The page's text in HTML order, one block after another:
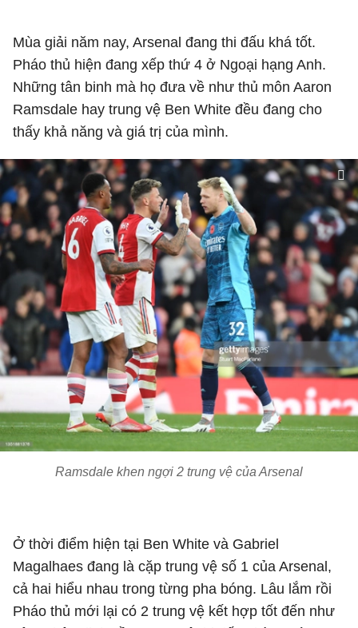
Mùa giải năm nay, Arsenal đang thi đấu khá tốt.
Pháo thủ hiện đang xếp thứ 4 ở Ngoại hạng Anh.
Những tân binh mà họ đưa về như thủ môn Aaron
Ramsdale hay trung vệ Ben White đều đang cho
thấy khả năng và giá trị của mình.
Ramsdale khen ngợi 2 trung vệ của Arsenal
Ở thời điểm hiện tại Ben White và Gabriel
Magalhaes đang là cặp trung vệ số 1 của Arsenal,
cả hai hiểu nhau trong từng pha bóng. Lâu lắm rồi
Pháo thủ mới lại có 2 trung vệ kết hợp tốt đến như